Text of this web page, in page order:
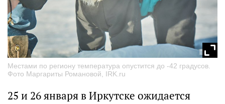
Местами по региону температура опустится до -42 градусов.
Фото Маргариты Романовой, IRK.ru
25 и 26 января в Иркутске ожидается